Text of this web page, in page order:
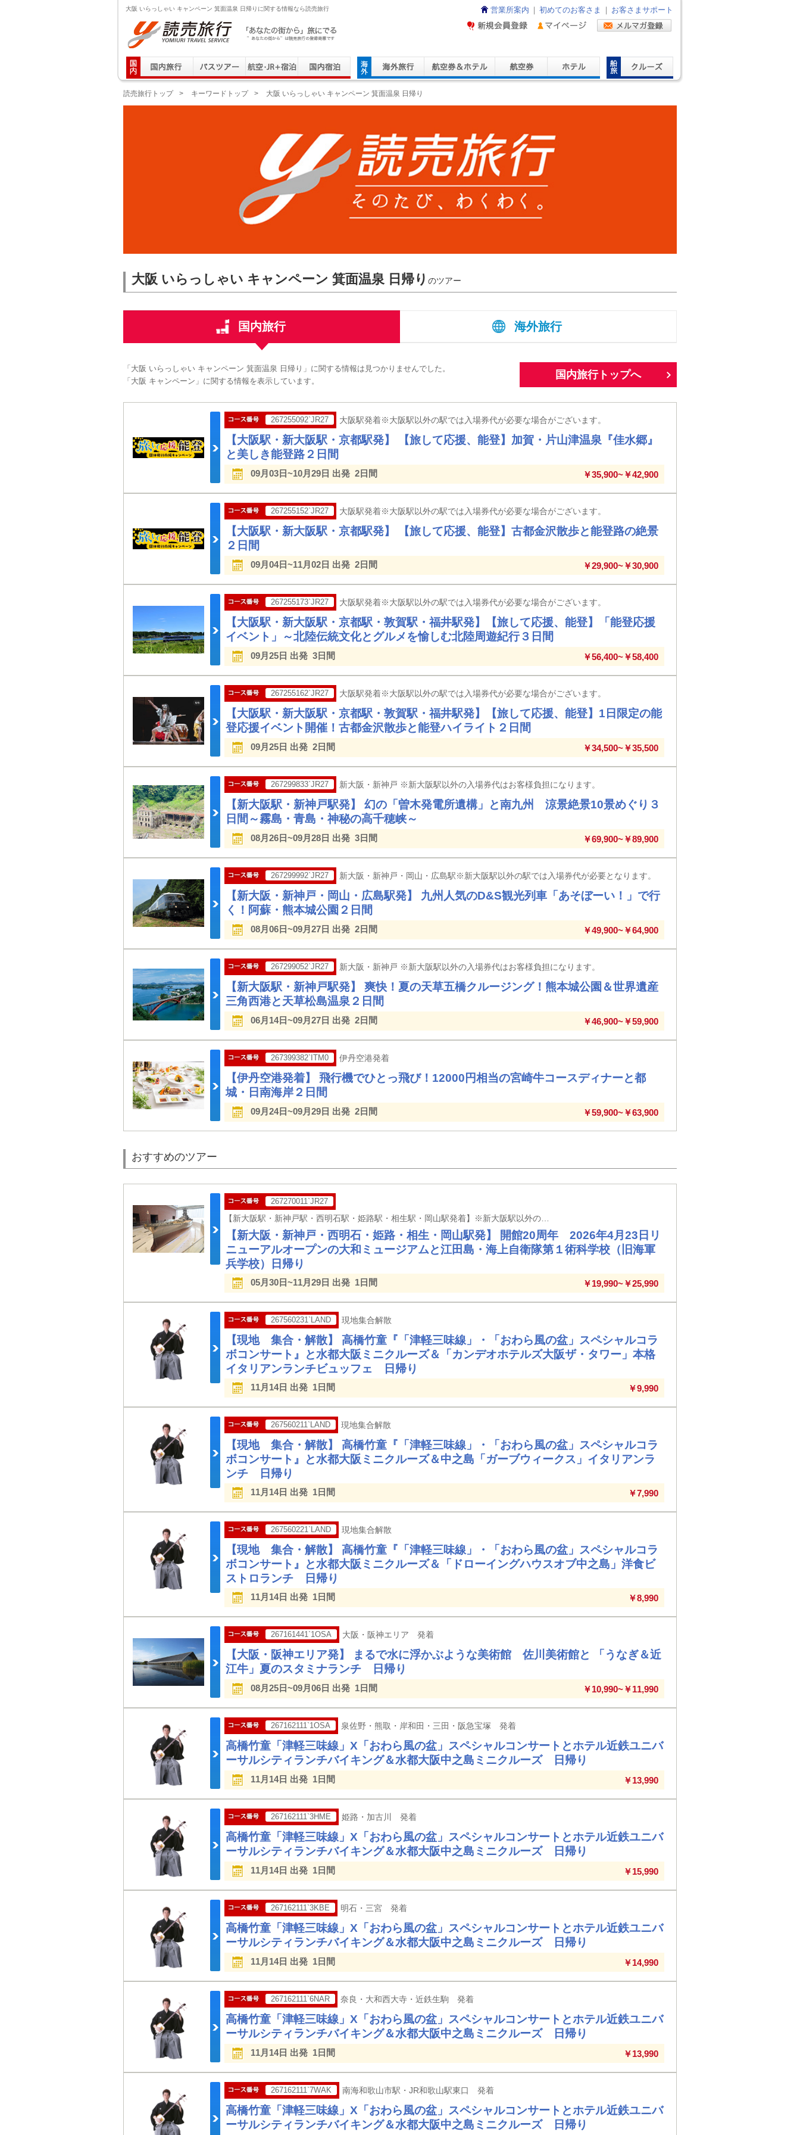
大阪 いらっしゃい キャンペーン 箕面温泉 日帰りに関する情報なら読売旅行
読売旅行 「あなたの街から」旅にでる｜Yomiuri Travel Service
営業所案内 初めてのお客さま お客さまサポート
読売旅行トップ > キーワードトップ > 大阪 いらっしゃい キャンペーン 箕面温泉 日帰り
大阪 いらっしゃい キャンペーン 箕面温泉 日帰り のツアー
国内旅行 海外旅行
「大阪 いらっしゃい キャンペーン 箕面温泉 日帰り」に関する情報は見つかりませんでした。
「大阪 キャンペーン」に関する情報を表示しています。
国内旅行トップへ
267255092`JR27 大阪駅発着※大阪駅以外の駅では入場券代が必要な場合がございます。
【大阪駅・新大阪駅・京都駅発】 【旅して応援、能登】加賀・片山津温泉『佳水郷』
と美しき能登路２日間
09月03日~10月29日 出発 2日間 ￥35,900~￥42,900
267255152`JR27 大阪駅発着※大阪駅以外の駅では入場券代が必要な場合がございます。
【大阪駅・新大阪駅・京都駅発】 【旅して応援、能登】古都金沢散歩と能登路の絶景
２日間
09月04日~11月02日 出発 2日間 ￥29,900~￥30,900
267255173`JR27 大阪駅発着※大阪駅以外の駅では入場券代が必要な場合がございます。
【大阪駅・新大阪駅・京都駅・敦賀駅・福井駅発】【旅して応援、能登】「能登応援
イベント」～北陸伝統文化とグルメを愉しむ北陸周遊紀行３日間
09月25日 出発 3日間 ￥56,400~￥58,400
267255162`JR27 大阪駅発着※大阪駅以外の駅では入場券代が必要な場合がございます。
【大阪駅・新大阪駅・京都駅・敦賀駅・福井駅発】【旅して応援、能登】1日限定の能
登応援イベント開催！古都金沢散歩と能登ハイライト２日間
09月25日 出発 2日間 ￥34,500~￥35,500
267299833`JR27 新大阪・新神戸 ※新大阪駅以外の入場券代はお客様負担になります。
【新大阪駅・新神戸駅発】 幻の「曽木発電所遺構」と南九州 涼景絶景10景めぐり３
日間～霧島・青島・神秘の高千穂峡～
08月26日~09月28日 出発 3日間 ￥69,900~￥89,900
267299992`JR27 新大阪・新神戸・岡山・広島駅※新大阪駅以外の駅では入場券代が必要となります。
【新大阪・新神戸・岡山・広島駅発】 九州人気のD&S観光列車「あそぼーい！」で行
く！阿蘇・熊本城公園２日間
08月06日~09月27日 出発 2日間 ￥49,900~￥64,900
267299052`JR27 新大阪・新神戸 ※新大阪駅以外の入場券代はお客様負担になります。
【新大阪駅・新神戸駅発】 爽快！夏の天草五橋クルージング！熊本城公園＆世界遺産
三角西港と天草松島温泉２日間
06月14日~09月27日 出発 2日間 ￥46,900~￥59,900
267399382`ITM0 伊丹空港発着
【伊丹空港発着】 飛行機でひとっ飛び！12000円相当の宮崎牛コースディナーと都
城・日南海岸２日間
09月24日~09月29日 出発 2日間 ￥59,900~￥63,900
おすすめのツアー
267270011`JR27
【新大阪・新神戸・西明石・姫路・相生・岡山駅発】 開館20周年 2026年4月23日リ
ニューアルオープンの大和ミュージアムと江田島・海上自衛隊第１術科学校（旧海軍
兵学校）日帰り
05月30日~11月29日 出発 1日間 ￥19,990~￥25,990
267560231`LAND 現地集合解散
【現地 集合・解散】 高橋竹童『「津軽三味線」・「おわら風の盆」スペシャルコラ
ボコンサート』と水都大阪ミニクルーズ＆「カンデオホテルズ大阪ザ・タワー」本格
イタリアンランチビュッフェ 日帰り
11月14日 出発 1日間 ￥9,990
267560211`LAND 現地集合解散
【現地 集合・解散】 高橋竹童『「津軽三味線」・「おわら風の盆」スペシャルコラ
ボコンサート』と水都大阪ミニクルーズ＆中之島「ガーブウィークス」イタリアンラ
ンチ 日帰り
11月14日 出発 1日間 ￥7,990
267560221`LAND 現地集合解散
【現地 集合・解散】 高橋竹童『「津軽三味線」・「おわら風の盆」スペシャルコラ
ボコンサート』と水都大阪ミニクルーズ＆「ドローイングハウスオブ中之島」洋食ビ
ストロランチ 日帰り
11月14日 出発 1日間 ￥8,990
267161441`1OSA 大阪・阪神エリア 発着
【大阪・阪神エリア発】 まるで水に浮かぶような美術館 佐川美術館と 「うなぎ＆近
江牛」夏のスタミナランチ 日帰り
08月25日~09月06日 出発 1日間 ￥10,990~￥11,990
267162111`1OSA 泉佐野・熊取・岸和田・三田・阪急宝塚 発着
高橋竹童「津軽三味線」X「おわら風の盆」スペシャルコンサートとホテル近鉄ユニバ
ーサルシティランチバイキング＆水都大阪中之島ミニクルーズ 日帰り
11月14日 出発 1日間 ￥13,990
267162111`3HME 姫路・加古川 発着
高橋竹童「津軽三味線」X「おわら風の盆」スペシャルコンサートとホテル近鉄ユニバ
ーサルシティランチバイキング＆水都大阪中之島ミニクルーズ 日帰り
11月14日 出発 1日間 ￥15,990
267162111`3KBE 明石・三宮 発着
高橋竹童「津軽三味線」X「おわら風の盆」スペシャルコンサートとホテル近鉄ユニバ
ーサルシティランチバイキング＆水都大阪中之島ミニクルーズ 日帰り
11月14日 出発 1日間 ￥14,990
267162111`6NAR 奈良・大和西大寺・近鉄生駒 発着
高橋竹童「津軽三味線」X「おわら風の盆」スペシャルコンサートとホテル近鉄ユニバ
ーサルシティランチバイキング＆水都大阪中之島ミニクルーズ 日帰り
11月14日 出発 1日間 ￥13,990
267162111`7WAK 南海和歌山市駅・JR和歌山駅東口 発着
高橋竹童「津軽三味線」X「おわら風の盆」スペシャルコンサートとホテル近鉄ユニバ
ーサルシティランチバイキング＆水都大阪中之島ミニクルーズ 日帰り